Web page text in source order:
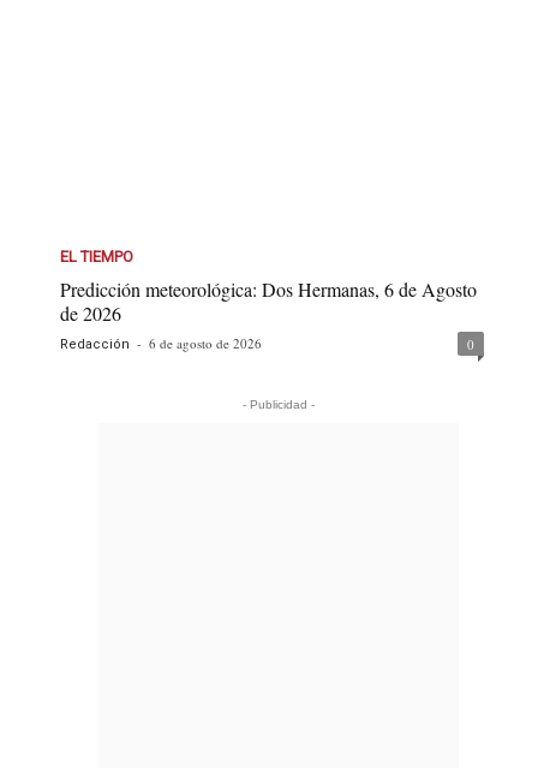
EL TIEMPO
Predicción meteorológica: Dos Hermanas, 6 de Agosto
de 2026
Redacción - 6 de agosto de 2026 0
- Publicidad -